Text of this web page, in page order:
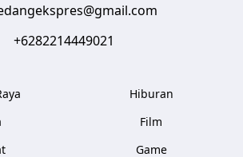
+6282214449021
Hiburan
Film
Game